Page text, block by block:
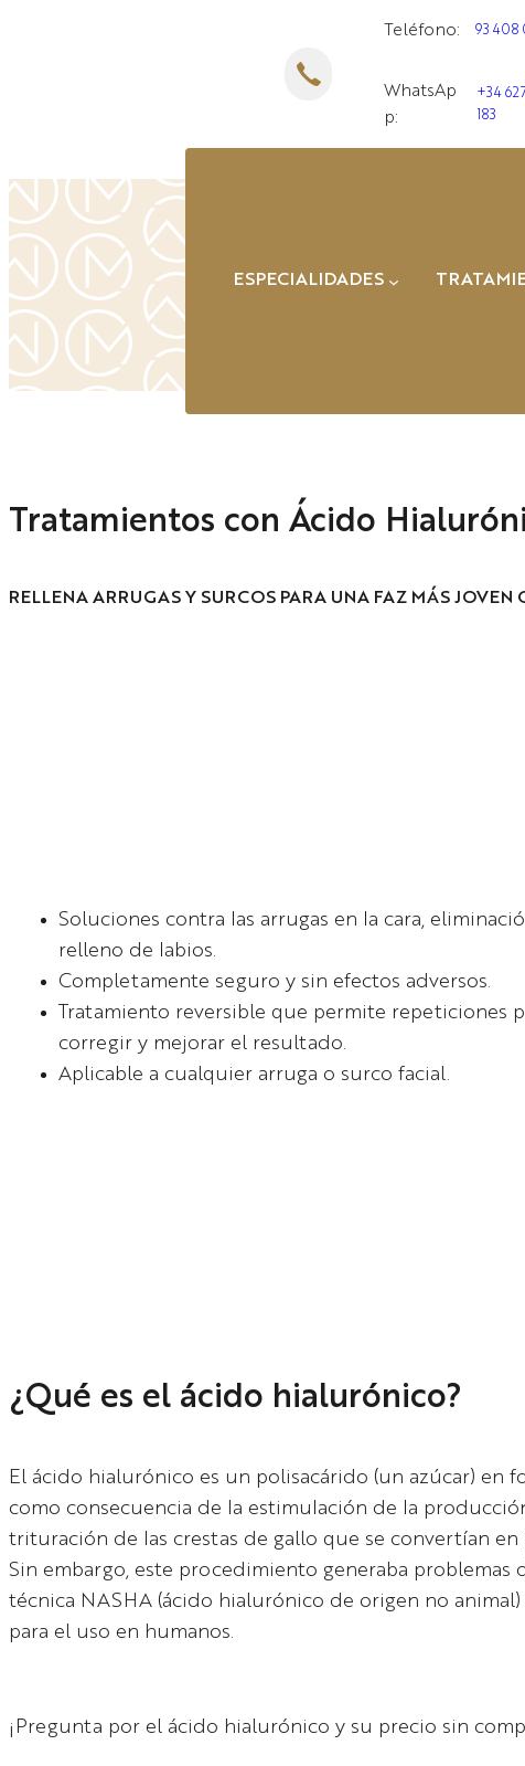
Teléfono: 93 408
WhatsAp
p:
+34
183
ESPECIALIDADES
Tratamientos con Ácido
RELLENA ARRUGAS Y SURCOS PARA UNA FAZ MÁS
Soluciones contra las arrugas en la cara,
relleno de labios.
Completamente seguro y sin efectos adversos.
Tratamiento reversible que permite repeticiones
corregir y mejorar el resultado.
Aplicable a cualquier arruga o surco facial.
¿Qué es el ácido hialurónico?
El ácido hialurónico es un polisacárido (un azúcar)
como consecuencia de la estimulación de la
trituración de las crestas de gallo que se convertían
Sin embargo, este procedimiento generaba
técnica NASHA (ácido hialurónico de origen no
para el uso en humanos.
¡Pregunta por el ácido hialurónico y su precio sin